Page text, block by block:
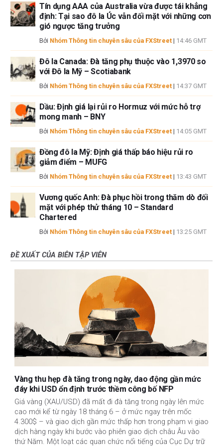
Tín dụng AAA của Australia vừa được tái khẳng
định: Tại sao đô la Úc vẫn đối mặt với những cơn
gió ngược tăng trưởng
Bởi Nhóm Thông tin chuyên sâu của FXStreet | 14:46 GMT
Đô la Canada: Đà tăng phụ thuộc vào 1,3970 so
với Đô la Mỹ – Scotiabank
Bởi Nhóm Thông tin chuyên sâu của FXStreet | 14:37 GMT
Dầu: Định giá lại rủi ro Hormuz với mức hỗ trợ
mong manh – BNY
Bởi Nhóm Thông tin chuyên sâu của FXStreet | 14:05 GMT
Đồng đô la Mỹ: Định giá thấp báo hiệu rủi ro
giảm điểm – MUFG
Bởi Nhóm Thông tin chuyên sâu của FXStreet | 13:43 GMT
Vương quốc Anh: Đà phục hồi trong thăm dò đối
mặt với phép thử tháng 10 – Standard
Chartered
Bởi Nhóm Thông tin chuyên sâu của FXStreet | 13:25 GMT
ĐỀ XUẤT CỦA BIÊN TẬP VIÊN
Vàng thu hẹp đà tăng trong ngày, dao động gần mức
đáy khi USD ổn định trước thềm công bố NFP
Giá vàng (XAU/USD) đã mất đi đà tăng trong ngày lên mức
cao mới kể từ ngày 18 tháng 6 – ở mức ngay trên mốc
4.300$ – và giao dịch gần mức thấp hơn trong phạm vi giao
dịch hàng ngày khi bước vào phiên giao dịch châu Âu vào
thứ Năm. Một loạt các quan chức nổi tiếng của Cục Dự trữ